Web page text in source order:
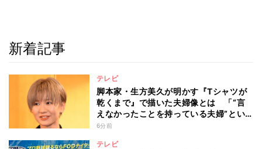
新着記事
テレビ
脚本家・生方美久が明かす『Tシャツが
乾くまで』で描いた夫婦像とは 「“言
えなかったことを持っている夫婦”とい
うのは面白いかも」
6分前
テレビ